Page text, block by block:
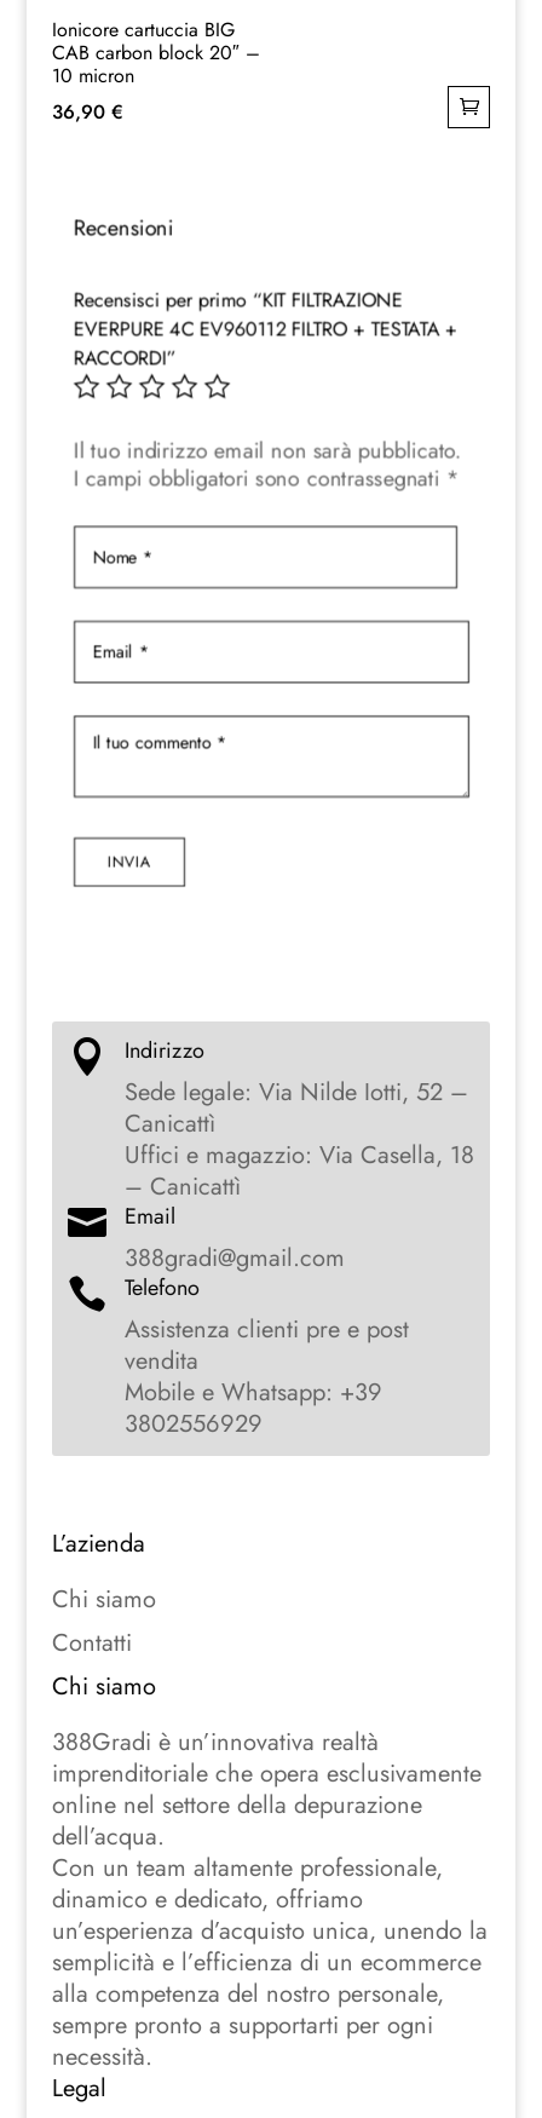
Ionicore cartuccia BIG
CAB carbon block 20″ –
10 micron
36,90 €
Recensioni
Recensisci per primo “KIT FILTRAZIONE
EVERPURE 4C EV960112 FILTRO + TESTATA +
RACCORDI”
Il tuo indirizzo email non sarà pubblicato.
I campi obbligatori sono contrassegnati *
INVIA
 Indirizzo
Sede legale: Via Nilde Iotti, 52 –
Canicattì
Uffici e magazzio: Via Casella, 18
– Canicattì
 Email
388gradi@gmail.com
 Telefono
Assistenza clienti pre e post
vendita
Mobile e Whatsapp: +39
3802556929
L’azienda
Chi siamo
Contatti
Chi siamo
388Gradi è un’innovativa realtà
imprenditoriale che opera esclusivamente
online nel settore della depurazione
dell’acqua.
Con un team altamente professionale,
dinamico e dedicato, offriamo
un’esperienza d’acquisto unica, unendo la
semplicità e l’efficienza di un ecommerce
alla competenza del nostro personale,
sempre pronto a supportarti per ogni
necessità.
Legal